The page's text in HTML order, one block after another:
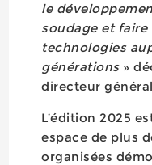
le
soudage et
technologies
générations »
directeur
L’édition 2025
espace de plus
organisées